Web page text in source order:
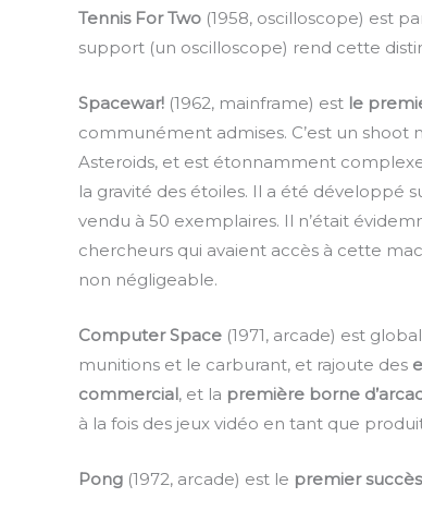
Tennis For Two (1958, oscilloscope) est
support (un oscilloscope) rend cette
Spacewar! (1962, mainframe) est le
communément admises. C’est un shoot
Asteroids, et est étonnamment
la gravité des étoiles. Il a été développé
vendu à 50 exemplaires. Il n’était
chercheurs qui avaient accès à cette
non négligeable.
Computer Space (1971, arcade) est
munitions et le carburant, et rajoute des
commercial, et la première borne
à la fois des jeux vidéo en tant que
Pong (1972, arcade) est le premier